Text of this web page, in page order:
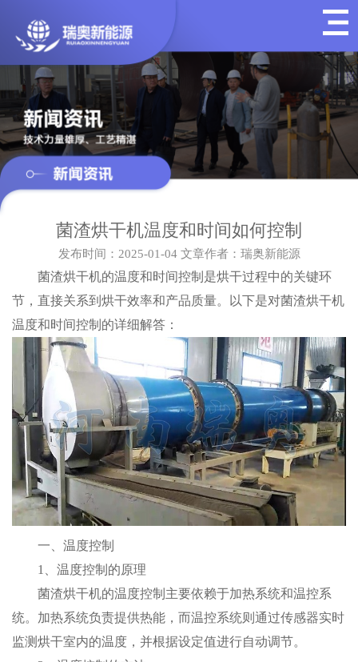
菌渣烘干机温度和时间如何控制
发布时间：2025-01-04 文章作者：瑞奥新能源
菌渣烘干机的温度和时间控制是烘干过程中的关键环
节，直接关系到烘干效率和产品质量。以下是对菌渣烘干机
温度和时间控制的详细解答：
一、温度控制
1、温度控制的原理
菌渣烘干机的温度控制主要依赖于加热系统和温控系
统。加热系统负责提供热能，而温控系统则通过传感器实时
监测烘干室内的温度，并根据设定值进行自动调节。